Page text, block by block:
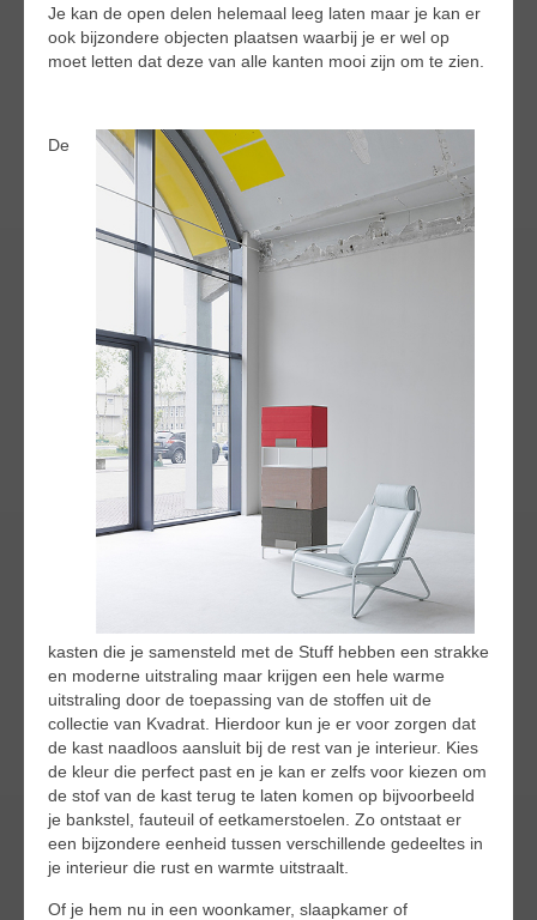
Je kan de open delen helemaal leeg laten maar je kan er
ook bijzondere objecten plaatsen waarbij je er wel op
moet letten dat deze van alle kanten mooi zijn om te zien.
De
kasten die je samensteld met de Stuff hebben een strakke
en moderne uitstraling maar krijgen een hele warme
uitstraling door de toepassing van de stoffen uit de
collectie van Kvadrat. Hierdoor kun je er voor zorgen dat
de kast naadloos aansluit bij de rest van je interieur. Kies
de kleur die perfect past en je kan er zelfs voor kiezen om
de stof van de kast terug te laten komen op bijvoorbeeld
je bankstel, fauteuil of eetkamerstoelen. Zo ontstaat er
een bijzondere eenheid tussen verschillende gedeeltes in
je interieur die rust en warmte uitstraalt.
Of je hem nu in een woonkamer, slaapkamer of